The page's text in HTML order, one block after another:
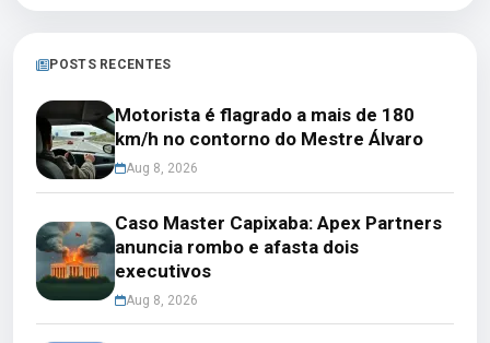
POSTS RECENTES
Motorista é flagrado a mais de 180
km/h no contorno do Mestre Álvaro
Aug 8, 2026
Caso Master Capixaba: Apex Partners
anuncia rombo e afasta dois
executivos
Aug 8, 2026